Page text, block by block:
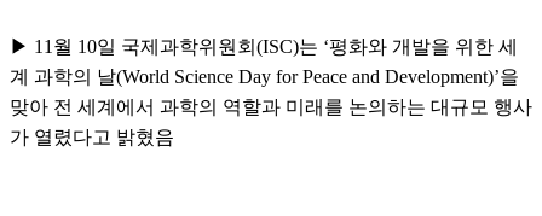
▶ 11월 10일 국제과학위원회 (ISC)는 ‘평화와 개발을 위한 세
계 과학의 날(World Science Day for Peace and Development)’을
맞아 전 세계에서 과학의 역할과 미래를 논의하는 대규모 행사
가 열렸다고 밝혔음